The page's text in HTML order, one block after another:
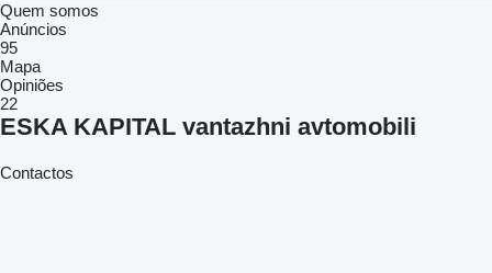
Quem somos
Anúncios
95
Mapa
Opiniões
22
ESKA KAPITAL vantazhni avtomobili
Contactos